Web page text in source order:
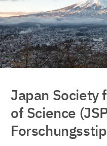
Japan Society
of Science